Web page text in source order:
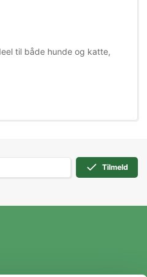
til både hunde og katte,
Tilmeld